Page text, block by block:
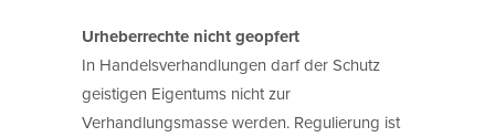
Urheberrechte nicht geopfert
In Handelsverhandlungen darf der Schutz
geistigen Eigentums nicht zur
Verhandlungsmasse werden. Regulierung ist